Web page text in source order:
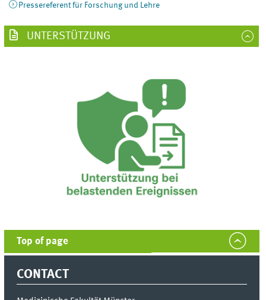
Pressereferent für Forschung und Lehre
UNTERSTÜTZUNG
Top of page
CONTACT